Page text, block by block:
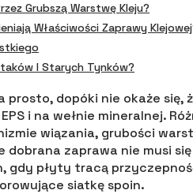
Grubszą Warstwę Kleju?
Właściwości Zaprawy
I Starych Tynków?
prosto, dopóki nie okaże
i na wełnie mineralnej.
wiązania, grubości
dobrana zaprawa nie musi
gdy płyty tracą
siatkę spoin.